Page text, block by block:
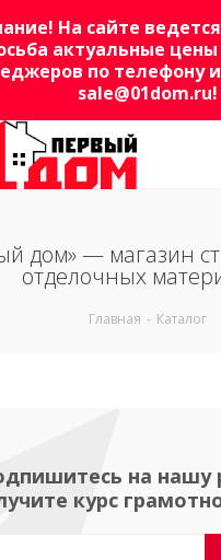
На сайте
актуальные цены
по телефону
sale@01dom.ru!
дом» — магазин
отделочных
Главная - Каталог
на нашу
курс